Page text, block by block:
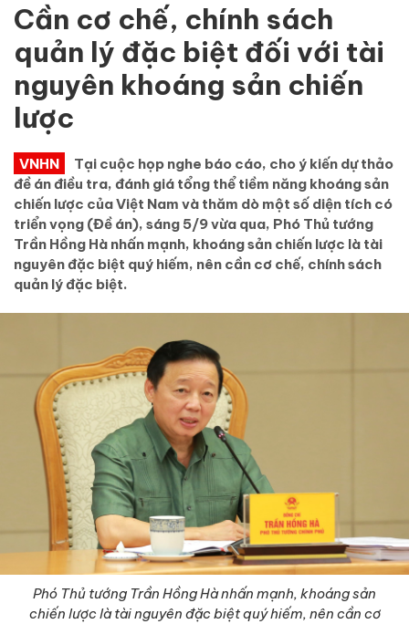
Cần cơ chế, chính sách
quản lý đặc biệt đối với tài
nguyên khoáng sản chiến
lược
VNHN
Tại cuộc họp nghe báo cáo, cho ý kiến dự thảo
đề án điều tra, đánh giá tổng thể tiềm năng khoáng sản
chiến lược của Việt Nam và thăm dò một số diện tích có
triển vọng (Đề án), sáng 5/9 vừa qua, Phó Thủ tướng
Trần Hồng Hà nhấn mạnh, khoáng sản chiến lược là tài
nguyên đặc biệt quý hiếm, nên cần cơ chế, chính sách
quản lý đặc biệt.
Phó Thủ tướng Trần Hồng Hà nhấn mạnh, khoáng sản
chiến lược là tài nguyên đặc biệt quý hiếm, nên cần cơ